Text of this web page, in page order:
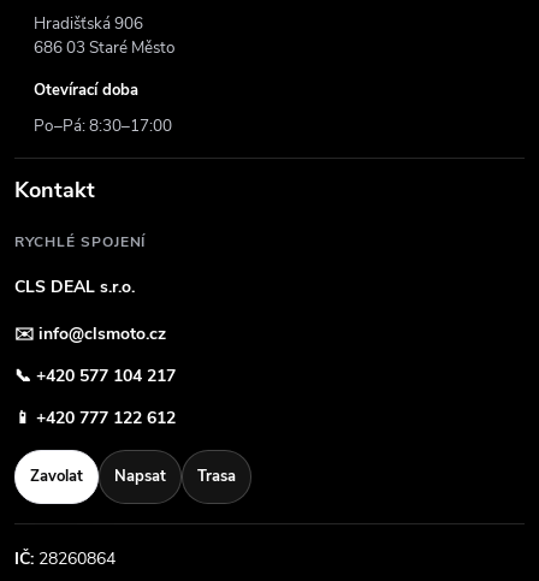
Hradišťská 906
686 03 Staré Město
Otevírací doba
Po–Pá: 8:30–17:00
Kontakt
RYCHLÉ SPOJENÍ
CLS DEAL s.r.o.
✉️ info@clsmoto.cz
📞 +420 577 104 217
📱 +420 777 122 612
Zavolat Napsat Trasa
IČ: 28260864